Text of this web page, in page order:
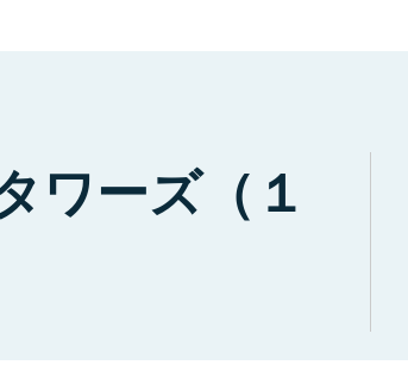
ワーズ（１